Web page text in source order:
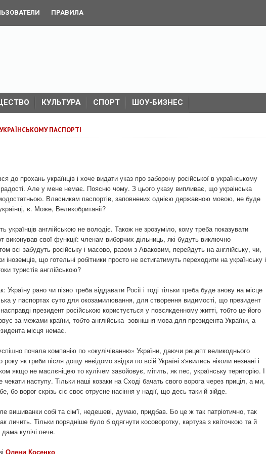
ПРАВИЛА
КУЛЬТУРА СПОРТ ШОУ-БИЗНЕС
ПАСПОРТІ
до прохань українців і хоче видати указ про заборону російської в українському
Але у мене немає. Поясню чому. З цього указу випливає, що украінська
Власникам паспортів, заповнених однією державною мовою, не буде
є. Може, Великобританії?
українців англійською не володіє. Також не зрозуміло, кому треба показувати
виконував свої функції: членам виборчих дільниць, які будуть виключно
всі забудуть російську і масово, разом з Аваковим, перейдуть на англійську, чи,
що готельні робітники просто не встигатимуть переходити на українську і
туристів англійською?
рано чи пізно треба віддавати Росії і тоді тільки треба буде знову на місце
у паспортах суто для окозамилювання, для створення видимості, що президент
президент російською користується у повсякденному житті, тобто це його
за межами країни, тобто англійська- зовнішня мова для президента України, а
місця немає.
почала компанію по «окулічіванню» України, даючи рецепт великоднього
як гриби після дощу невідомо звідки по всій Україні з'явились ніколи незнані і
якщо не маслєніцею то кулічем завойовує, мітить, як пес, українську територію. І
наступу. Тільки наші козаки на Сході бачать свого ворога через приціл, а ми,
бо ворог скрізь сіє своє отруєне насіння у надії, що десь таки й зійде.
собі та сім'ї, недешеві, думаю, придбав. Бо це ж так патріотично, так
личить. Тільки порядніше було б одягнути косоворотку, картуза з квіточкою та й
кулічі пече.
Олени Косенко